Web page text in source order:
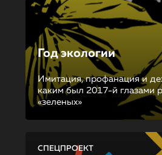
Год экологии
Имитация, профанация и
каким был 2017-й глазами
«зеленых»
СПЕЦПРОЕКТ